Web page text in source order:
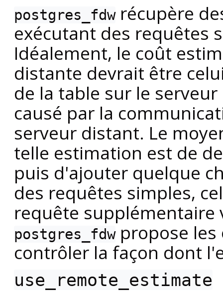
postgres_fdwrécupère
exécutant des requêtes
Idéalement, le coût
distante devrait être
de la table sur le
causé par la
serveur distant. Le
telle estimation est de
puis d'ajouter quelque
des requêtes simples,
requête supplémentaire
postgres_fdwpropose les
contrôler la façon dont
use_remote_estimate